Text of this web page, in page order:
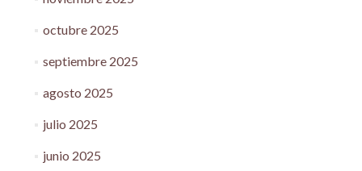
octubre 2025
septiembre 2025
agosto 2025
julio 2025
junio 2025